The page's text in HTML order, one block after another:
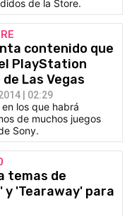
de la Store.
contenido que
PlayStation
Las Vegas
| 02:29
los que habrá
de muchos juegos
Sony.
temas de
y 'Tearaway' para